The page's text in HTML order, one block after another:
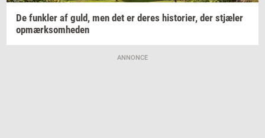
De funk­ler af guld, men det er deres hi­sto­ri­er, der stjæ­ler
op­mærk­som­he­den
ANNONCE